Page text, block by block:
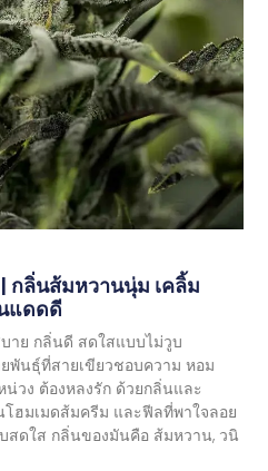
ลิ่นส้มหวานนุ่ม เคลิ้ม
แดดดี
ย กลิ่นดี สดใสแบบไม่วูบ
นธุ์ที่สายเขียวชอบความ หอม
วง ต้องหลงรัก ด้วยกลิ่นและ
ฮมเมดส้มครีม และฟีลที่พาใจลอย
สดใส กลิ่นของมันคือ ส้มหวาน, วนิ